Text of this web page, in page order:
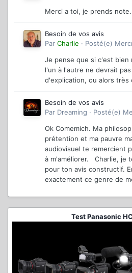
Merci a toi, je prends note.
Besoin de vos avis
Par Charlie · Posté(e)
Je pense que si c'est bien
l'un à l'autre ne devrait
d'explication, ou alors très
Besoin de vos avis
Par Dreaming · Posté(e)
Ok Comemich. Ma
prétention et ma pauvre
audiovisuel te remercient
à m'améliorer. Charlie, je
pour ton avis constructif.
exactement ce genre de
Test Panasonic